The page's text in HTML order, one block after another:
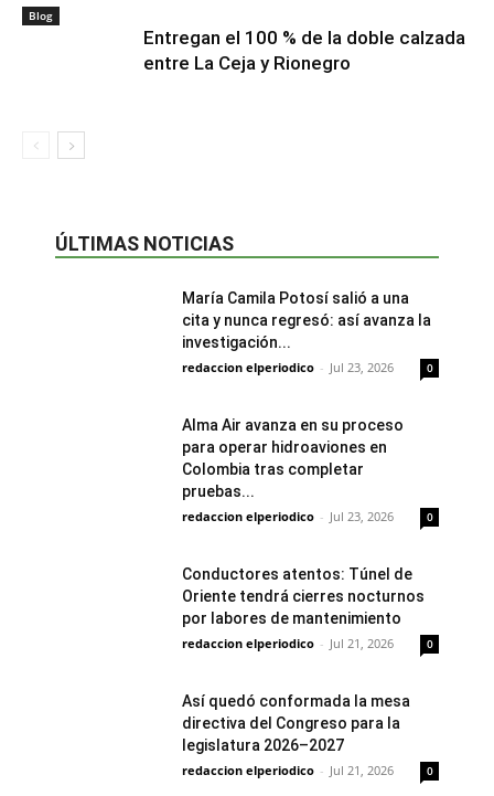
Blog
Entregan el 100 % de la doble calzada
entre La Ceja y Rionegro
ÚLTIMAS NOTICIAS
María Camila Potosí salió a una
cita y nunca regresó: así avanza la
investigación...
redaccion elperiodico - Jul 23, 2026 0
Alma Air avanza en su proceso
para operar hidroaviones en
Colombia tras completar
pruebas...
redaccion elperiodico - Jul 23, 2026 0
Conductores atentos: Túnel de
Oriente tendrá cierres nocturnos
por labores de mantenimiento
redaccion elperiodico - Jul 21, 2026 0
Así quedó conformada la mesa
directiva del Congreso para la
legislatura 2026–2027
redaccion elperiodico - Jul 21, 2026 0